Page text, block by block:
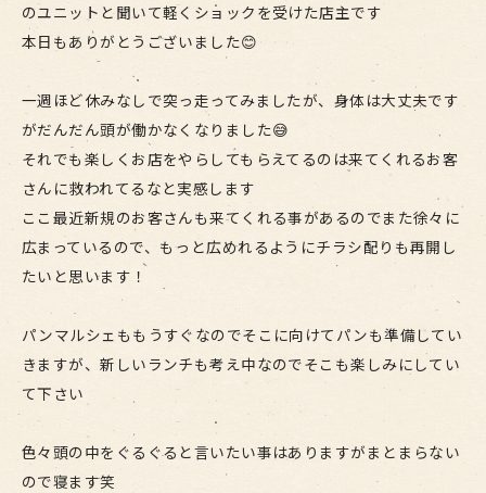
のユニットと聞いて軽くショックを受けた店主です
本日もありがとうございました😊
一週ほど休みなしで突っ走ってみましたが、身体は大丈夫です
がだんだん頭が働かなくなりました😅
それでも楽しくお店をやらしてもらえてるのは来てくれるお客
さんに救われてるなと実感します
ここ最近新規のお客さんも来てくれる事があるのでまた徐々に
広まっているので、もっと広めれるようにチラシ配りも再開し
たいと思います！
パンマルシェももうすぐなのでそこに向けてパンも準備してい
きますが、新しいランチも考え中なのでそこも楽しみにしてい
て下さい
色々頭の中をぐるぐると言いたい事はありますがまとまらない
ので寝ます笑